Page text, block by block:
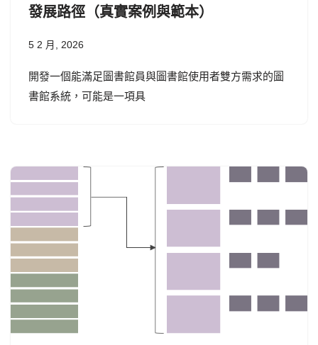
發展路徑（真實案例與範本）
5 2 月, 2026
開發一個能滿足圖書館員與圖書館使用者雙方需求的圖
書館系統，可能是一項具